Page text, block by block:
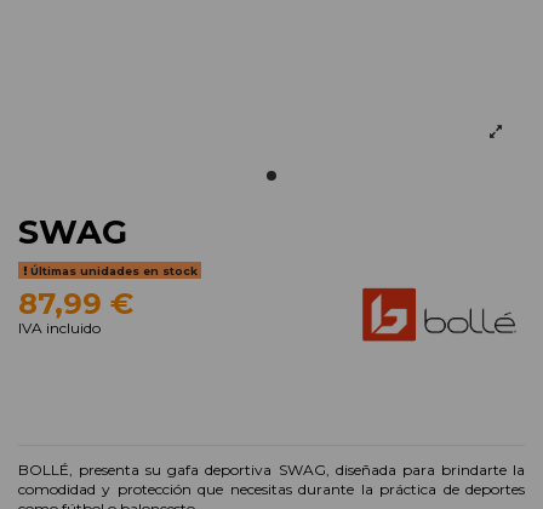
SWAG
Últimas unidades en stock
87,99 €
IVA incluido
BOLLÉ, presenta su gafa deportiva SWAG, diseñada para brindarte la
comodidad y protección que necesitas durante la práctica de deportes